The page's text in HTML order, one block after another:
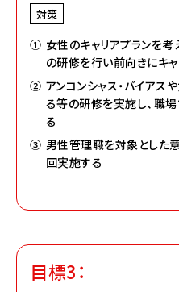
対策
① 女性のキャリアプランを
の研修を行い前向きにキ
② アンコンシャス・バイア
る等の研修を実施し、職
る
③ 男性管理職を対象とした
回実施する
目標3：